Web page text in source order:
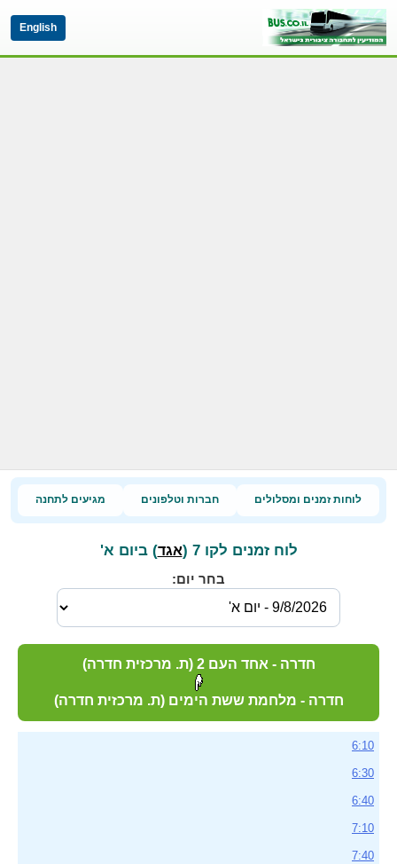
English
לוחות זמנים ומסלולים חברות וטלפונים מגיעים לתחנה
לוח זמנים לקו 7 ( אגד) ביום א'
בחר יום:
חדרה - אחד העם 2 (ת. מרכזית חדרה)
חדרה - מלחמת ששת הימים (ת. מרכזית חדרה)
6:10
6:30
6:40
7:10
7:40